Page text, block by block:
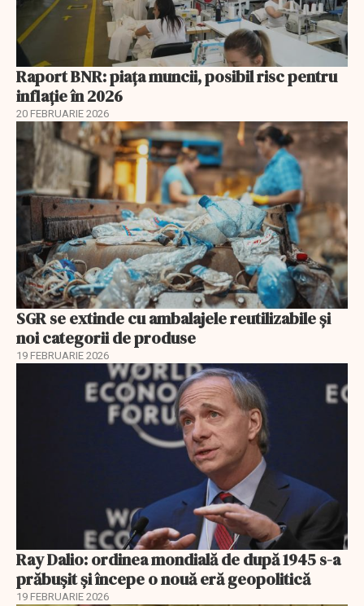
Raport BNR: piața muncii, posibil risc pentru
inflație în 2026
20 FEBRUARIE 2026
SGR se extinde cu ambalajele reutilizabile și
noi categorii de produse
19 FEBRUARIE 2026
Ray Dalio: ordinea mondială de după 1945 s-a
prăbușit și începe o nouă eră geopolitică
19 FEBRUARIE 2026